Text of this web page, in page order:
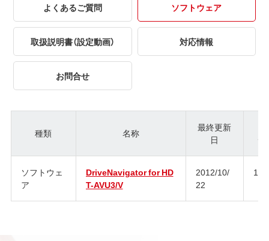
よくあるご質問 ソフトウェア
取扱説明書（設定動画） 対応情報
お問合せ
種類 名称
最終更新
日
ジ
ソフトウェ
ア
DriveNavigator for HD
T-AVU3/V
2012/10/
22